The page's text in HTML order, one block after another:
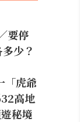
要停
少？
「虎爺
高地
秘境